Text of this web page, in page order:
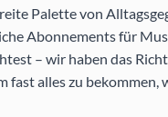
Palette von
Abonnements für
– wir haben das
alles zu bekommen,